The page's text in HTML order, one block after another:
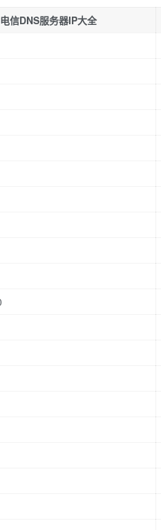
信DNS服务器IP大全